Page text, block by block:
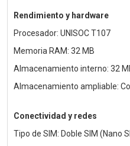
Rendimiento y hardware
Procesador: UNISOC T107
Memoria RAM: 32 MB
Almacenamiento interno: 32
Almacenamiento ampliable:
Conectividad y redes
Tipo de SIM: Doble SIM (Nano